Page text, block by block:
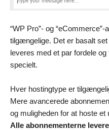
“WP Pro”- og
tilgængelige. Det er basalt
leveres med et par fordele
specielt.
Hver hostingtype er
Mere avancerede
og muligheden for at hoste
Alle abonnementerne